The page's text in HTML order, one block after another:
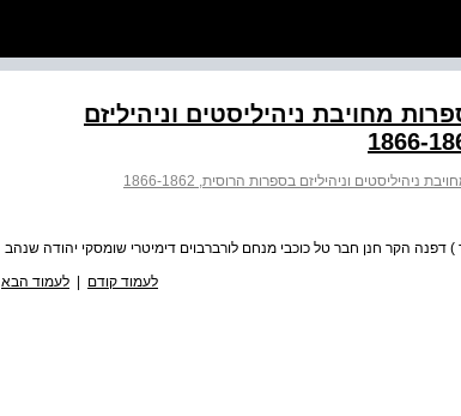
מחויבת ניהיליסטים וניהיליזם
ניהיליסטים וניהיליזם בספרות הרוסית, 1866-1862
) דפנה הקר חנן חבר טל כוכבי מנחם לורברבוים דימיטרי שומסקי יהודה שנהב
לעמוד קודם | לעמוד הבא